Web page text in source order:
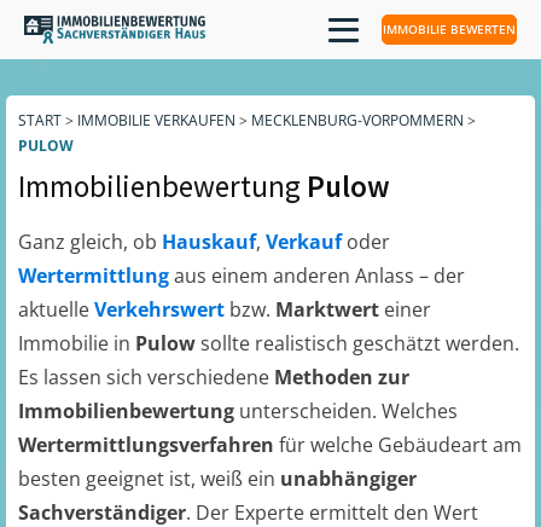
IMMOBILIE BEWERTEN
START> IMMOBILIE VERKAUFEN > MECKLENBURG-VORPOMMERN >
PULOW
Immobilienbewertung Pulow
Ganz gleich, ob Hauskauf, Verkaufoder
Wertermittlungaus einem anderen Anlass – der
aktuelleVerkehrswert bzw. Marktwert einer
Immobilie in Pulowsollte realistisch geschätzt werden.
Es lassen sich verschiedene Methoden zur
Immobilienbewertung unterscheiden. Welches
Wertermittlungsverfahren für welche Gebäudeart am
besten geeignet ist, weiß ein unabhängiger
Sachverständiger. Der Experte ermittelt den Wert